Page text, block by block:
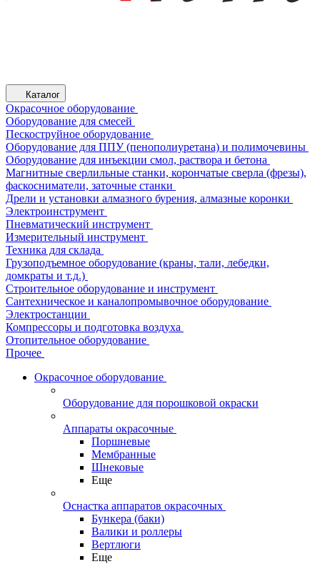
Каталог
Окрасочное оборудование
Оборудование для смесей
Пескоструйное оборудование
Оборудование для ППУ (пенополиуретана) и полимочевины
Оборудование для инъекции смол, раствора и бетона
Магнитные сверлильные станки, корончатые сверла (фрезы),
фаскосниматели, заточные станки
Дрели и установки алмазного бурения, алмазные коронки
Электроинструмент
Пневматический инструмент
Измерительный инструмент
Техника для склада
Грузоподъемное оборудование (краны, тали, лебедки,
домкраты и т.д.)
Строительное оборудование и инструмент
Сантехническое и каналопромывочное оборудование
Электростанции
Компрессоры и подготовка воздуха
Отопительное оборудование
Прочее
Окрасочное оборудование
Оборудование для порошковой окраски
Аппараты окрасочные
Поршневые
Мембранные
Шнековые
Еще
Оснастка аппаратов окрасочных
Бункера (баки)
Валики и роллеры
Вертлюги
Еще